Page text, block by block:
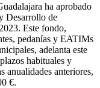
ha aprobado
Desarrollo de
Este fondo,
pedanías y EATIMs
adelanta este
habituales y
anualidades anteriores,
€.